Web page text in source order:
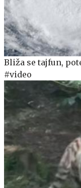
Bliža se tajfun,
#video